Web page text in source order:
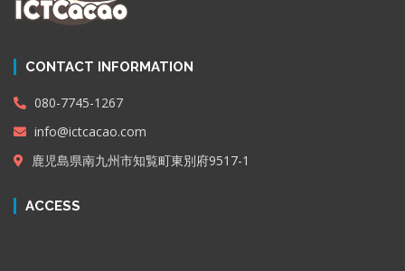
CONTACT INFORMATION
080-7745-1267
info@ictcacao.com
鹿児島県南九州市知覧町東別府9517-1
ACCESS